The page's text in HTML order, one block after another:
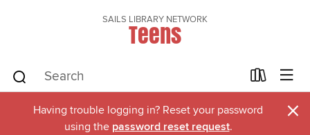
SAILS LIBRARY NETWORK
Teens
Having trouble logging in? Reset your password
using the password reset request. ×